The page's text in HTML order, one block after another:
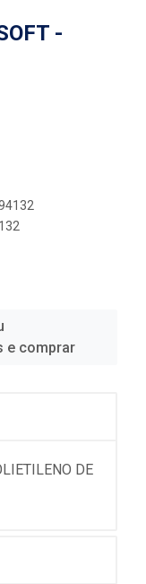
-
e comprar
DE